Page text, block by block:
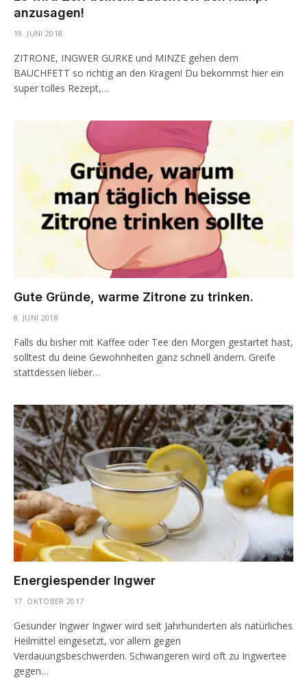
anzusagen!
19. JUNI 2018
ZITRONE, INGWER GURKE und MINZE gehen dem
BAUCHFETT so richtig an den Kragen! Du bekommst hier ein
super tolles Rezept,…
Gute Gründe, warme Zitrone zu trinken.
8. JUNI 2018
Falls du bisher mit Kaffee oder Tee den Morgen gestartet hast,
solltest du deine Gewohnheiten ganz schnell ändern. Greife
stattdessen lieber…
Energiespender Ingwer
17. OKTOBER 2017
Gesunder Ingwer Ingwer wird seit Jahrhunderten als natürliches
Heilmittel eingesetzt, vor allem gegen
Verdauungsbeschwerden. Schwangeren wird oft zu Ingwertee
gegen…